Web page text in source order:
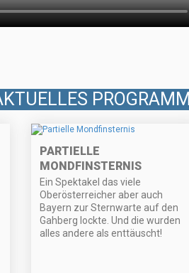
PROGRAMM
PARTIELLE
MONDFINSTERNIS
Ein Spektakel das viele
Oberösterreicher aber auch
Bayern zur Sternwarte auf den
Gahberg lockte. Und die wurden
alles andere als enttäuscht!